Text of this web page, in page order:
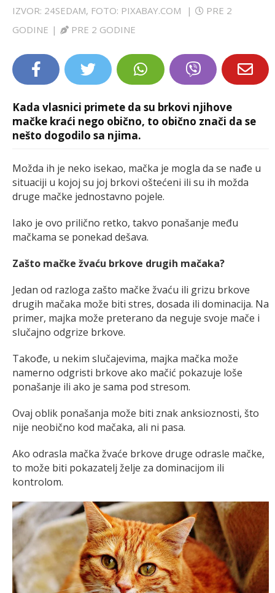
IZVOR: 24SEDAM, FOTO: PIXABAY.COM |
PRE 2
GODINE | PRE 2 GODINE
Kada vlasnici primete da su brkovi njihove
mačke kraći nego obično, to obično znači da se
nešto dogodilo sa njima.
Možda ih je neko isekao, mačka je mogla da se nađe u
situaciji u kojoj su joj brkovi oštećeni ili su ih možda
druge mačke jednostavno pojele.
Iako je ovo prilično retko, takvo ponašanje među
mačkama se ponekad dešava.
Zašto mačke žvaću brkove drugih mačaka?
Jedan od razloga zašto mačke žvaću ili grizu brkove
drugih mačaka može biti stres, dosada ili dominacija. Na
primer, majka može preterano da neguje svoje mače i
slučajno odgrize brkove.
Takođe, u nekim slučajevima, majka mačka može
namerno odgristi brkove ako mačić pokazuje loše
ponašanje ili ako je sama pod stresom.
Ovaj oblik ponašanja može biti znak anksioznosti, što
nije neobično kod mačaka, ali ni pasa.
Ako odrasla mačka žvaće brkove druge odrasle mačke,
to može biti pokazatelj želje za dominacijom ili
kontrolom.